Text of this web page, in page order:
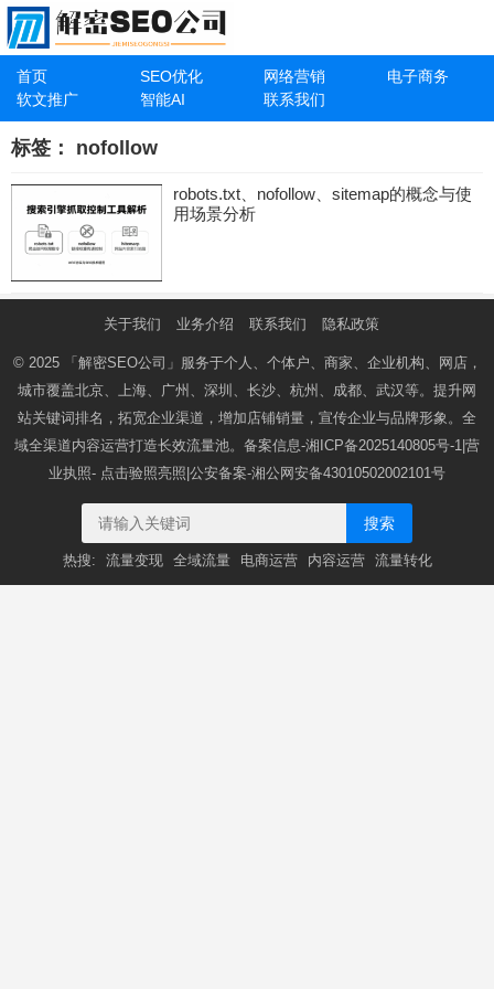
首页 SEO优化 网络营销
电子商务
软文推广
智能AI 联系我们
标签： nofollow
robots.txt、nofollow、sitemap的概念与使
用场景分析
关于我们 业务介绍 联系我们 隐私政策
© 2025 「解密SEO公司」 服务于个人、个体户、商家、企业机构、网店，
城市覆盖北京、上海、广州、深圳、长沙、杭州、成都、武汉等。提升网
站关键词排名，拓宽企业渠道，增加店铺销量，宣传企业与品牌形象。全
域全渠道内容运营打造长效流量池。备案信息-湘ICP备2025140805号-1 |营
业执照- 点击验照亮照 |公安备案-湘公网安备43010502002101号
搜索
热搜: 流量变现 全域流量 电商运营 内容运营 流量转化